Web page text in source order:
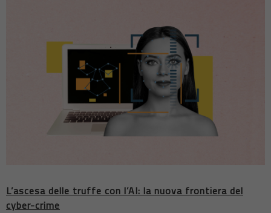
L’ascesa delle truffe con l’AI: la nuova frontiera del
cyber-crime